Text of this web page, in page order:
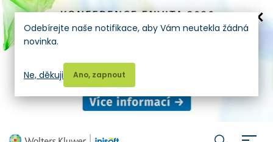
Odebírejte naše notifikace, aby Vám neutekla žádná
novinka.
Ano, zapnout
Ne, děkuji